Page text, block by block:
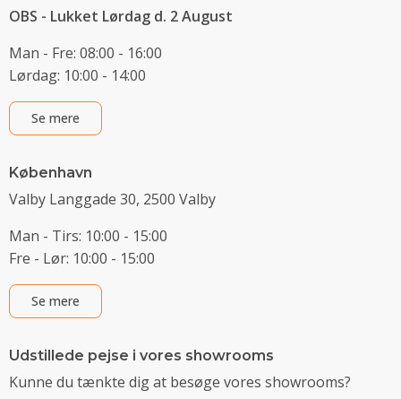
OBS - Lukket Lørdag d. 2 August
Man - Fre: 08:00 - 16:00
Lørdag: 10:00 - 14:00
Se mere
København
Valby Langgade 30, 2500 Valby
Man - Tirs: 10:00 - 15:00
Fre - Lør: 10:00 - 15:00
Se mere
Udstillede pejse i vores showrooms
Kunne du tænkte dig at besøge vores showrooms?